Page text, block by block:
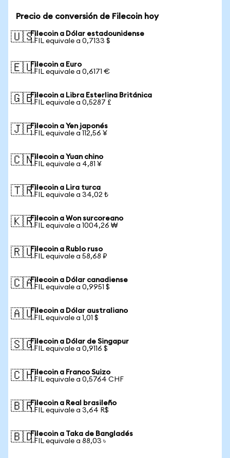
Precio de conversión de Filecoin hoy
🇺🇸Filecoin a Dólar estadounidense
1 FIL equivale a 0,7133 $
🇪🇺Filecoin a Euro
1 FIL equivale a 0,6171 €
🇬🇧Filecoin a Libra Esterlina Británica
1 FIL equivale a 0,5287 £
🇯🇵Filecoin a Yen japonés
1 FIL equivale a 112,56 ¥
🇨🇳Filecoin a Yuan chino
1 FIL equivale a 4,81 ¥
🇹🇷Filecoin a Lira turca
1 FIL equivale a 34,02 ₺
🇰🇷Filecoin a Won surcoreano
1 FIL equivale a 1004,26 ₩
🇷🇺Filecoin a Rublo ruso
1 FIL equivale a 58,68 ₽
🇨🇦Filecoin a Dólar canadiense
1 FIL equivale a 0,9951 $
🇦🇺Filecoin a Dólar australiano
1 FIL equivale a 1,01 $
🇸🇬Filecoin a Dólar de Singapur
1 FIL equivale a 0,9116 $
🇨🇭Filecoin a Franco Suizo
1 FIL equivale a 0,5764 CHF
🇧🇷Filecoin a Real brasileño
1 FIL equivale a 3,64 R$
🇧🇩Filecoin a Taka de Bangladés
1 FIL equivale a 88,03 ৳